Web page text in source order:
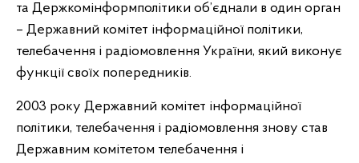
та Держкомінформполітики об’єднали в один орган
– Державний комітет інформаційної політики,
телебачення і радіомовлення України, який виконує
функції своїх попередників.
2003 року Державний комітет інформаційної
політики, телебачення і радіомовлення знову став
Державним комітетом телебачення і